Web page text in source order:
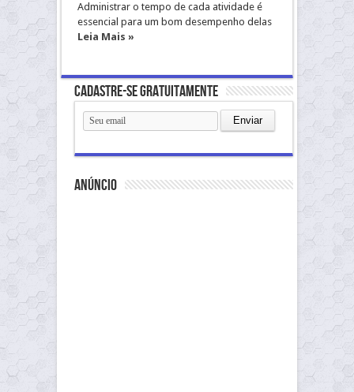
Administrar o tempo de cada atividade é
essencial para um bom desempenho delas
Leia Mais »
Cadastre-se gratuitamente
anúncio